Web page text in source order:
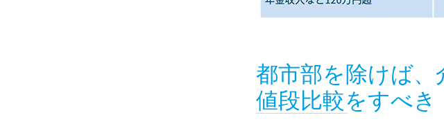
都市部を除けば
値段比較をすべき